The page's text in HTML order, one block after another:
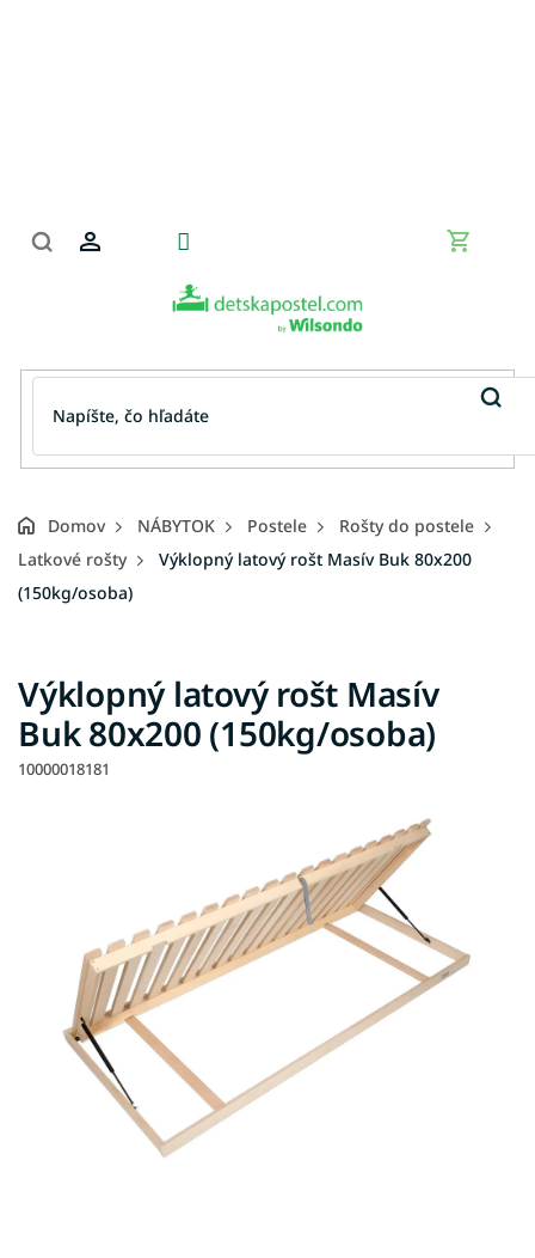
Domov NÁBYTOK Postele
Rošty do postele
Latkové rošty
Výklopný latový rošt Masív Buk 80x200
(150kg/osoba)
Výklopný latový rošt Masív
Buk 80x200 (150kg/osoba)
10000018181